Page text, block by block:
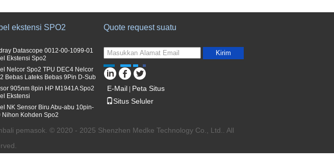
ekstensi SPO2
Datascope 0012-00-1099-01
Ekstensi Spo2
Nelcor Spo2 TPU DEC4 Nelcor
Bebas Lateks Bebas 9Pin D-Sub
905nm 8pin HP M1941A Spo2
Ekstensi
NK Sensor Biru Abu-abu 10pin-
Nihon Kohden Spo2
Quote request suatu
Kirim
E-Mail | Peta Situs
Situs Seluler
pemasok. © 2020 - 2025 Shenzhen Medke Technology Co., Ltd.. All